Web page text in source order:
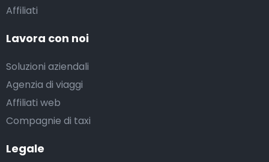
Affiliati
Lavora con noi
Soluzioni aziendali
Agenzia di viaggi
Affiliati web
Compagnie di taxi
Legale